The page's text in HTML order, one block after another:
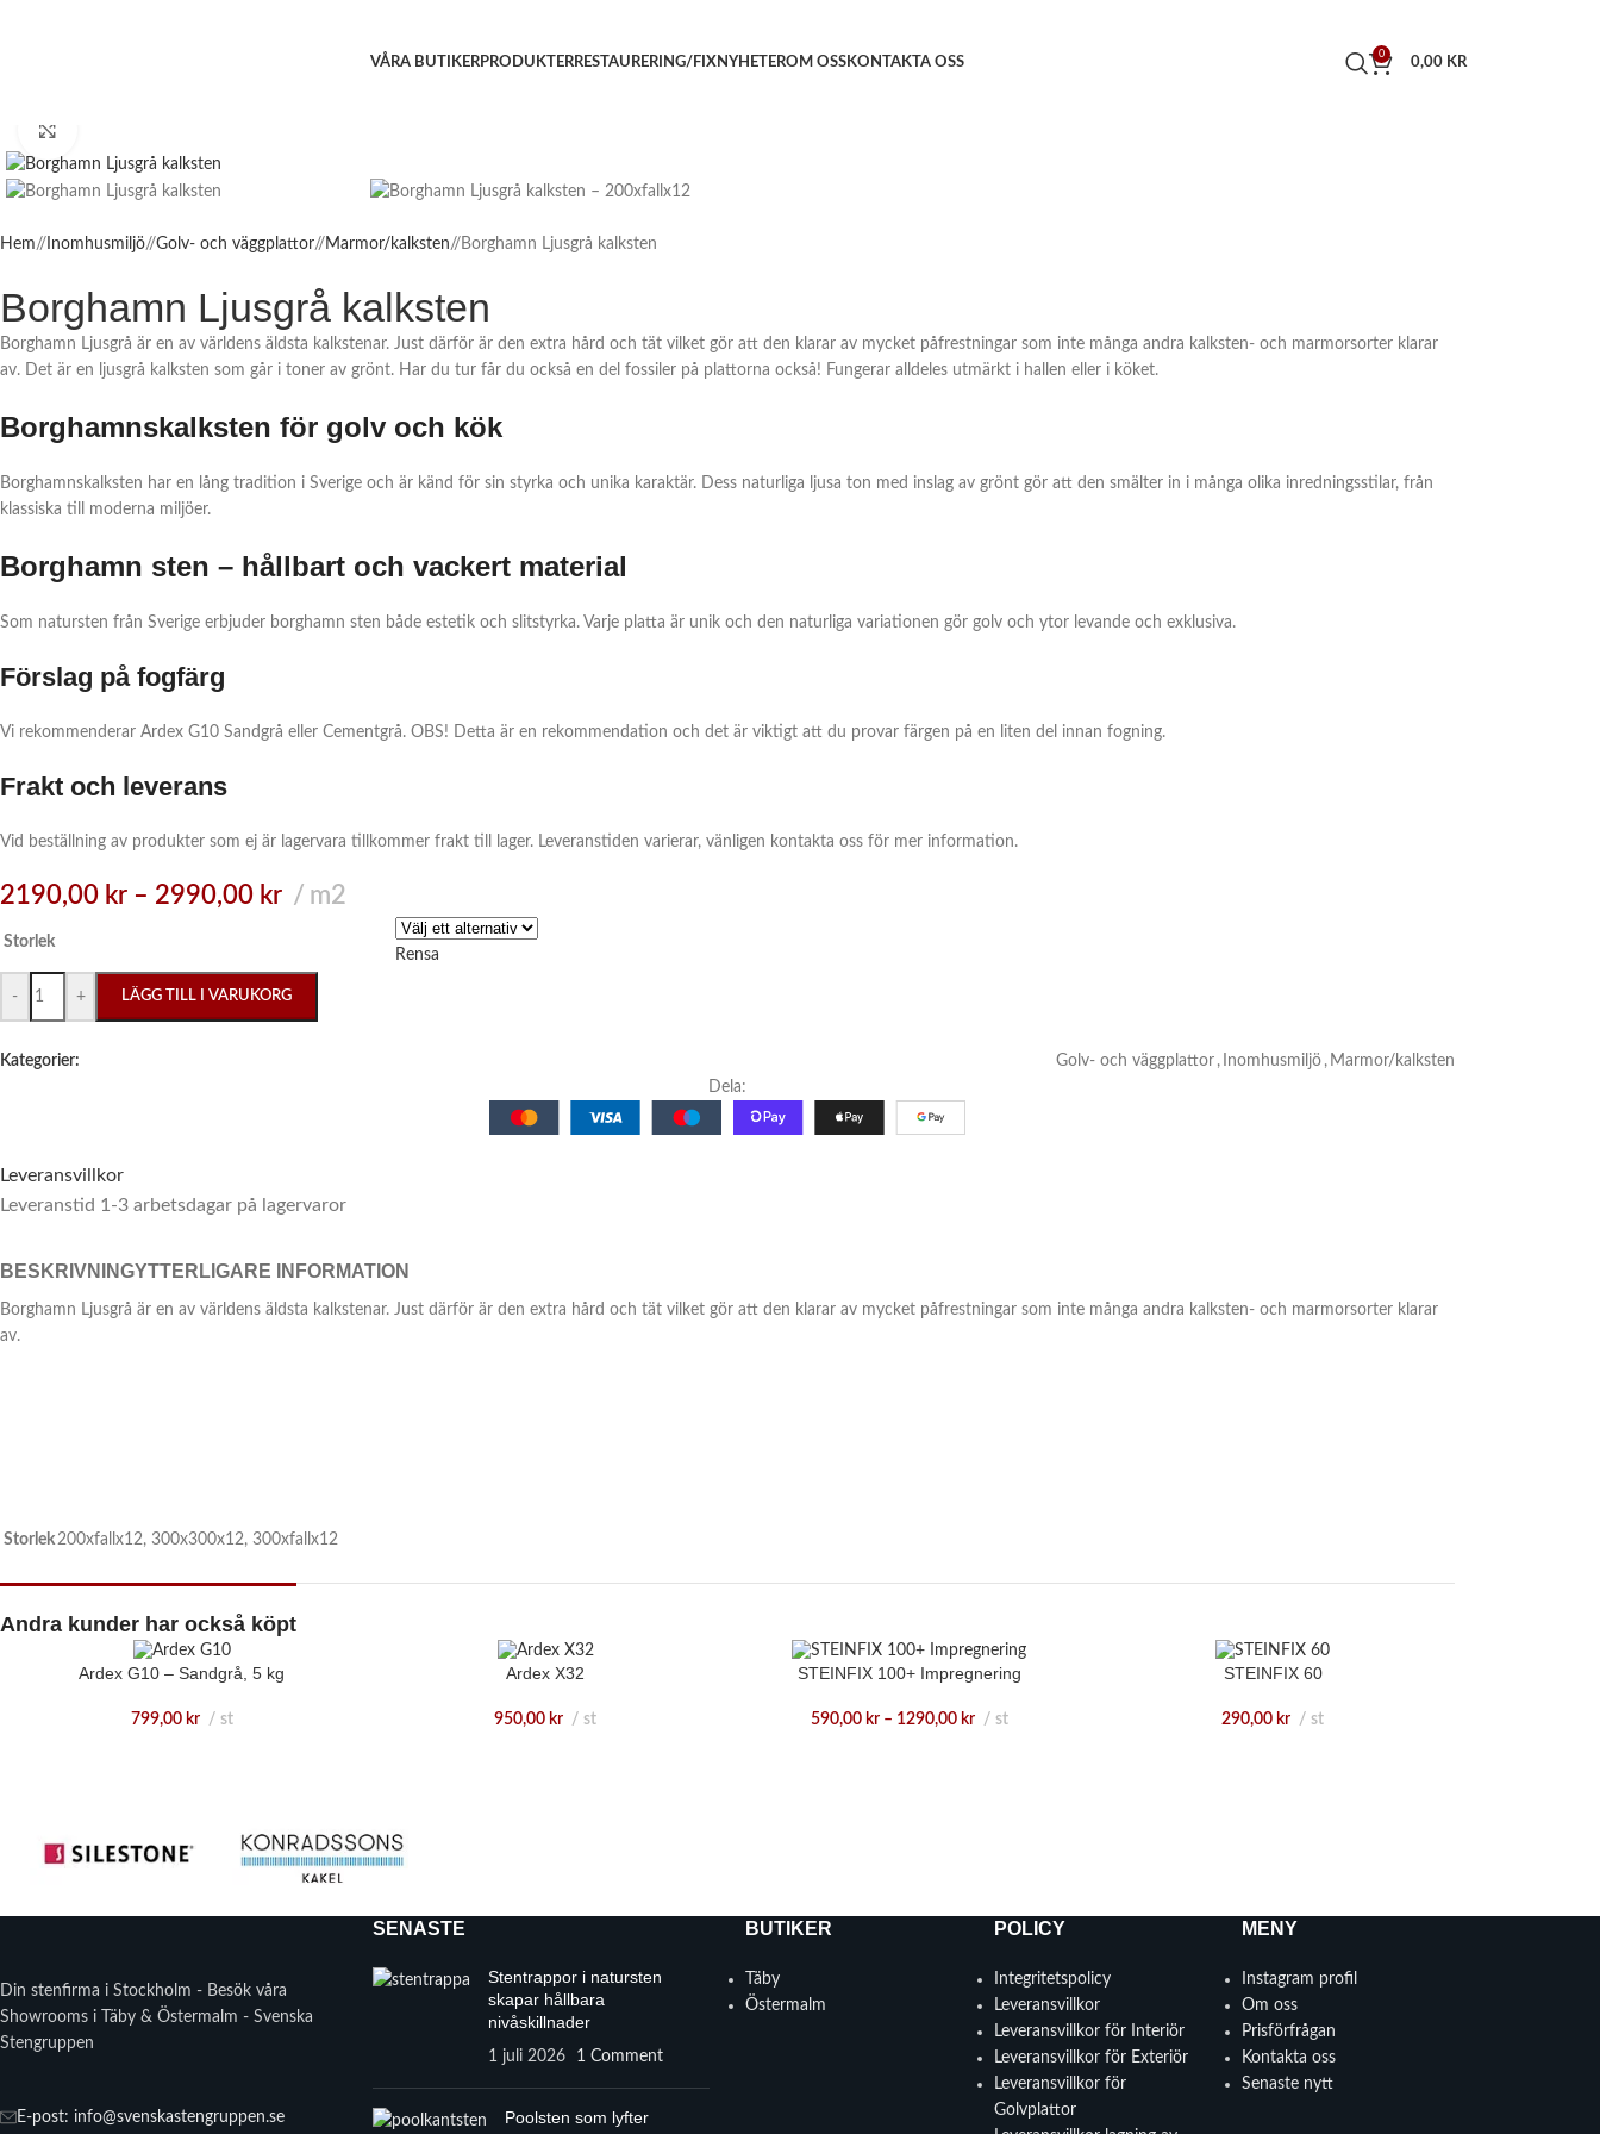
VÅRA BUTIKERPRODUKTERRESTAURERING/FIX NYHETEROM OSSKONTAKTA OSS
0
0,00 KR
Hem/ Inomhusmiljö/ Golv- och väggplattor/ Marmor/kalksten/ Borghamn Ljusgrå kalksten
Borghamn Ljusgrå kalksten
Borghamn Ljusgrå är en av världens äldsta kalkstenar. Just därför är den extra hård och tät vilket gör att den klarar av mycket påfrestningar som inte många andra kalksten- och marmorsorter klarar
av. Det är en ljusgrå kalksten som går i toner av grönt. Har du tur får du också en del fossiler på plattorna också! Fungerar alldeles utmärkt i hallen eller i köket.
Borghamnskalksten för golv och kök
Borghamnskalksten har en lång tradition i Sverige och är känd för sin styrka och unika karaktär. Dess naturliga ljusa ton med inslag av grönt gör att den smälter in i många olika inredningsstilar, från
klassiska till moderna miljöer.
Borghamn sten – hållbart och vackert material
Som natursten från Sverige erbjuder borghamn sten både estetik och slitstyrka. Varje platta är unik och den naturliga variationen gör golv och ytor levande och exklusiva.
Förslag på fogfärg
Vi rekommenderar Ardex G10 Sandgrå eller Cementgrå. OBS! Detta är en rekommendation och det är viktigt att du provar färgen på en liten del innan fogning.
Frakt och leverans
Vid beställning av produkter som ej är lagervara tillkommer frakt till lager. Leveranstiden varierar, vänligen kontakta oss för mer information.
2190,00 kr – 2990,00 kr m2
Storlek
Rensa
- + LÄGG TILL I VARUKORG
Kategorier: Golv- och väggplattor , Inomhusmiljö , Marmor/kalksten
Dela:
Leveransvillkor
Leveranstid 1-3 arbetsdagar på lagervaror
BESKRIVNINGYTTERLIGARE INFORMATION
Borghamn Ljusgrå är en av världens äldsta kalkstenar. Just därför är den extra hård och tät vilket gör att den klarar av mycket påfrestningar som inte många andra kalksten- och marmorsorter klarar
av.
Storlek200xfallx12, 300x300x12, 300xfallx12
Andra kunder har också köpt
Ardex G10 – Sandgrå, 5 kg
799,00 kr st
Ardex X32
950,00 kr st
STEINFIX 100+ Impregnering
590,00 kr – 1290,00 kr st
STEINFIX 60
290,00 kr st
Din stenfirma i Stockholm - Besök våra
Showrooms i Täby & Östermalm - Svenska
Stengruppen
E-post: info@svenskastengruppen.se
SENASTE
Stentrappor i natursten
skapar hållbara
nivåskillnader
1 juli 2026 1 Comment
Poolsten som lyfter
BUTIKER
Täby
Östermalm
POLICY
Integritetspolicy
Leveransvillkor
Leveransvillkor för Interiör
Leveransvillkor för Exteriör
Leveransvillkor för
Golvplattor
MENY
Instagram profil
Om oss
Prisförfrågan
Kontakta oss
Senaste nytt